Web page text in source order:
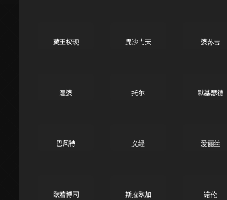
藏王权现 毘沙门天 婆苏吉
湿婆 托尔 默基瑟德
巴风特 义经 爱丽丝
欧若博司 斯拉欧加 诺伦